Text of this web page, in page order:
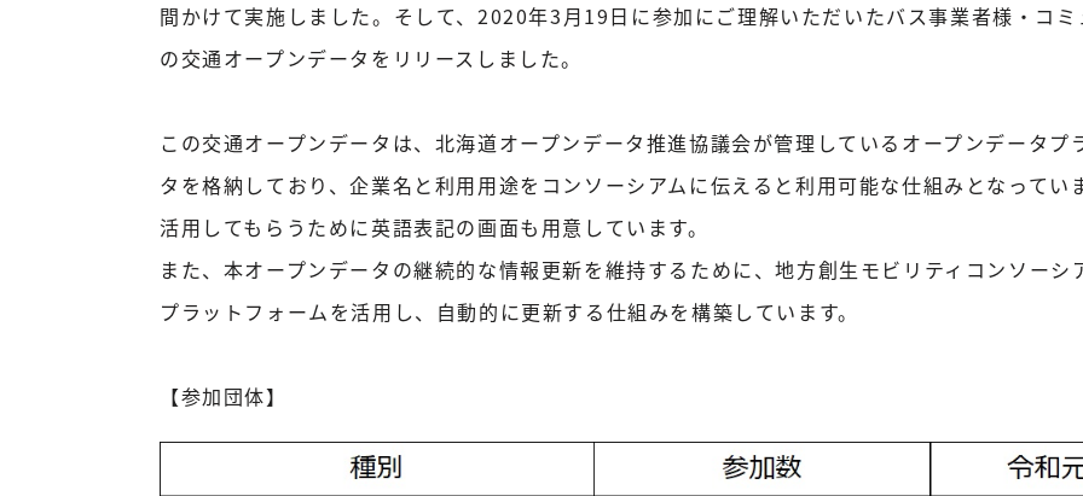
間かけて実施しました。そして、2020年3月19日に参加にご理解いただいたバス事業者様・コ
の交通オープンデータをリリースしました。
この交通オープンデータは、北海道オープンデータ推進協議会が管理しているオープンデータ
タを格納しており、企業名と利用用途をコンソーシアムに伝えると利用可能な仕組みとなって
活用してもらうために英語表記の画面も用意しています。
また、本オープンデータの継続的な情報更新を維持するために、地方創生モビリティコンソー
プラットフォームを活用し、自動的に更新する仕組みを構築しています。
【参加団体】